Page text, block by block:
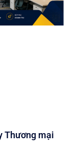
Thương mại